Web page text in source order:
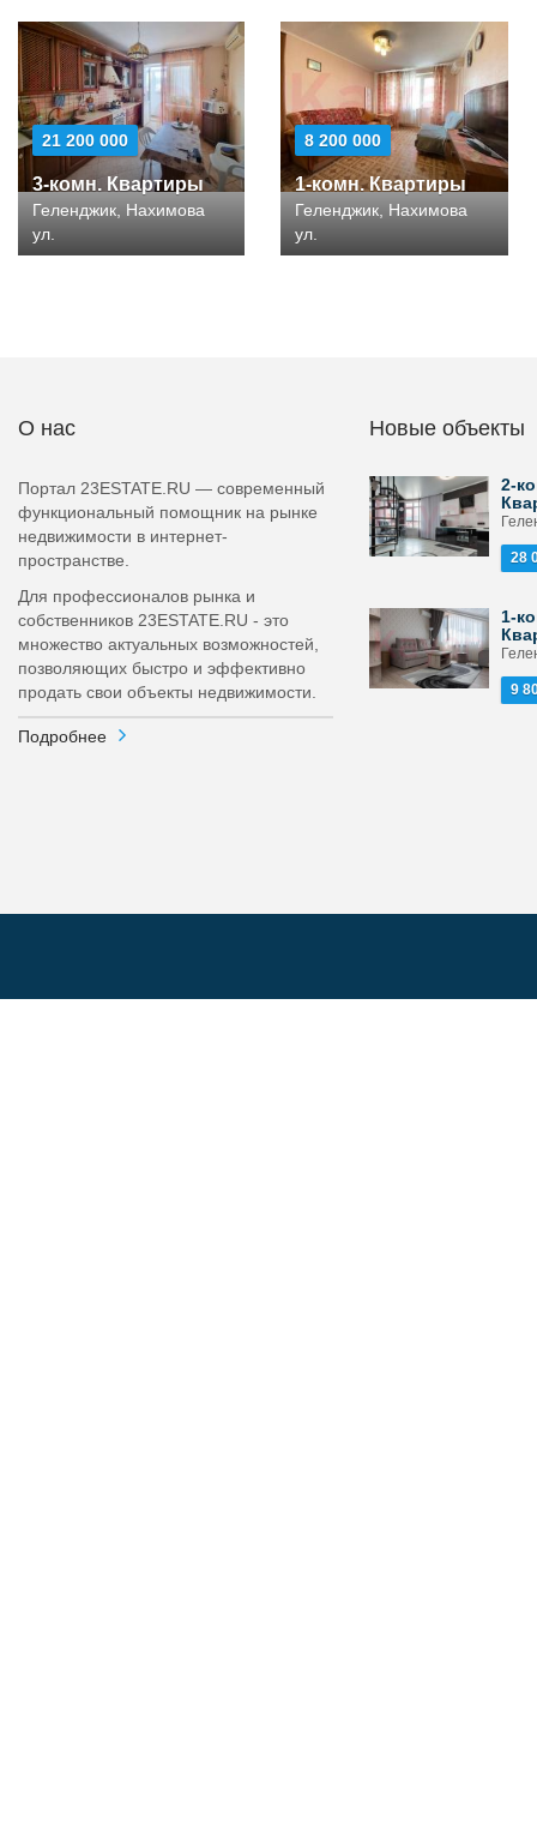
21 200 000
3-комн. Квартиры
Геленджик, Нахимова
ул.
8 200 000
1-комн. Квартиры
Геленджик, Нахимова
ул.
О нас
Портал 23ESTATE.RU — современный
функциональный помощник на рынке
недвижимости в интернет-
пространстве.
Для профессионалов рынка и
собственников 23ESTATE.RU - это
множество актуальных возможностей,
позволяющих быстро и эффективно
продать свои объекты недвижимости.
Подробнее
Новые объекты
2-
28
1-
9